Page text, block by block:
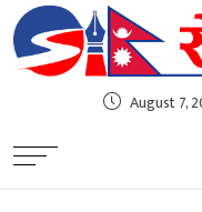
August 7,